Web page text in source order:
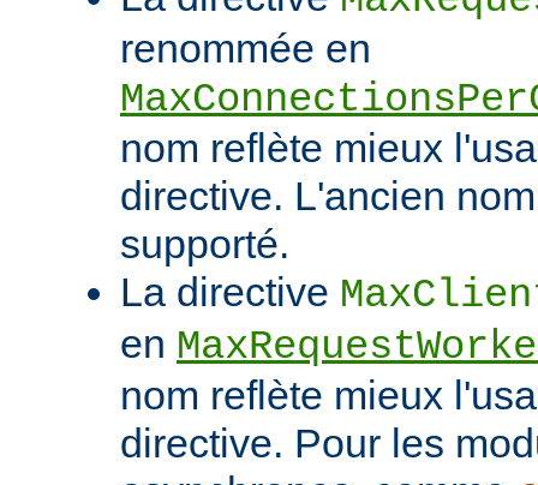
renommée en
nom reflète mieux
directive. L'ancien
supporté.
La directive
en
nom reflète mieux
directive. Pour les